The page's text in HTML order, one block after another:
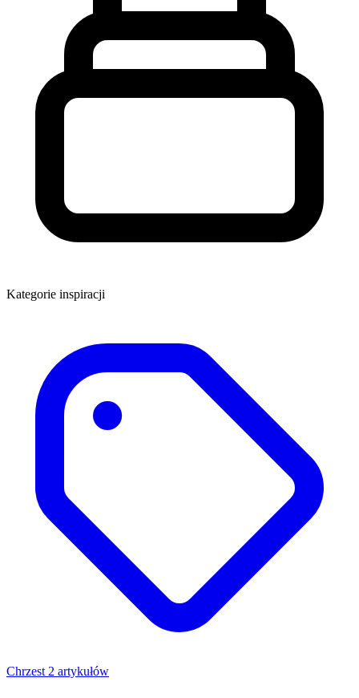
Kategorie inspiracji
Chrzest 2 artykułów